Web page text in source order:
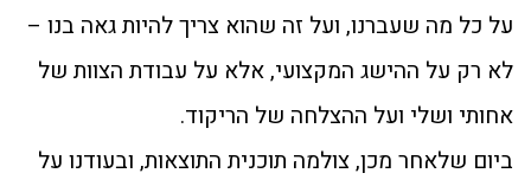
על כל מה שעברנו, ועל זה שהוא צריך להיות גאה בנו –
לא רק על ההישג המקצועי, אלא על עבודת הצוות של
אחותי ושלי ועל ההצלחה של הריקוד.
ביום שלאחר מכן, צולמה תוכנית התוצאות, ובעודנו על